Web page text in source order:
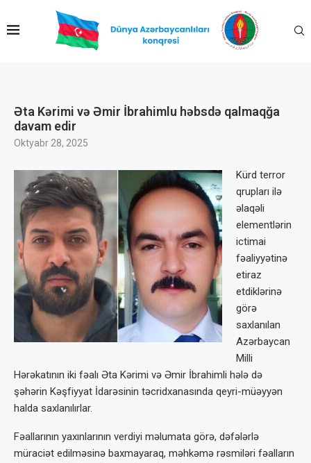
Əta Kərimi və Əmir İbrahimlu həbsdə qalmaqğa
davam edir
Oktyabr 28, 2025
Kürd terror
qrupları ilə
əlaqəli
elementlərin
ictimai
fəaliyyətinə
etiraz
etdiklərinə
görə
saxlanılan
Azərbaycan
Milli
Hərəkatının iki fəalı Əta Kərimi və Əmir İbrahimli hələ də
şəhərin Kəşfiyyat İdarəsinin təcridxanasında qeyri-müəyyən
halda saxlanılırlar.
Fəallarının yaxınlarının verdiyi məlumata görə, dəfələrlə
müraciət edilməsinə baxmayaraq, məhkəmə rəsmiləri fəalların